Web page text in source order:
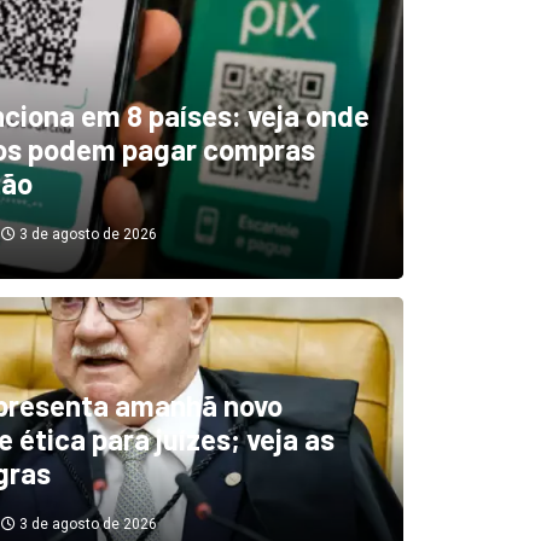
indica El Niño
diminuindo chuvas e
secas de rios
3 de agosto de 2026
em 8 países: veja onde
podem pagar compras
3 de agosto de 2026
amanhã novo
ética para juízes; veja as
3 de agosto de 2026